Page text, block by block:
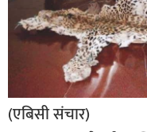
खेलकुद
बिश्व
दुनिया
(एबिसी संचार)